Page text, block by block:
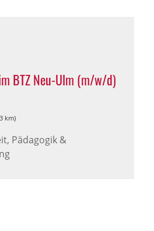
BTZ Neu-Ulm (m/w/d)
km)
Pädagogik &